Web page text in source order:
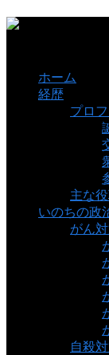
ホーム
経歴
プロ
主な
いのちの政
がん
自殺